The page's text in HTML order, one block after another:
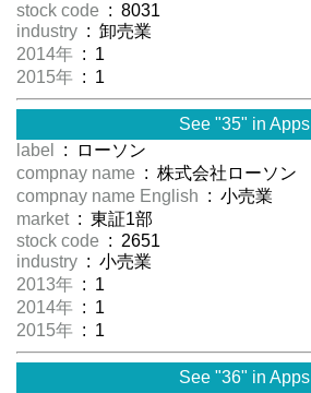
stock code : 8031
industry : 卸売業
2014年 : 1
2015年 : 1
See "35" in Apps
label
: ローソン
compnay name : 株式会社ローソン
compnay name English : 小売業
market : 東証1部
stock code : 2651
industry : 小売業
2013年 : 1
2014年 : 1
2015年 : 1
See "36" in Apps